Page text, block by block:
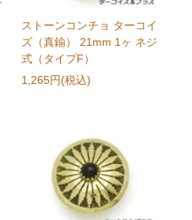
ストーンコンチョ ターコイ
ズ（真鍮） 21mm 1ヶ ネジ
式（タイプF）
1,265円(税込)